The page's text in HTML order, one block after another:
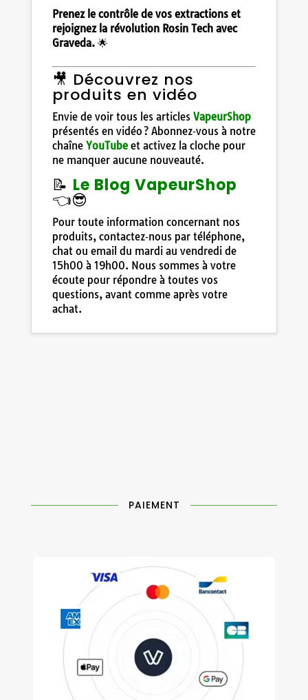
Prenez le contrôle de vos extractions et
rejoignez la révolution Rosin Tech avec
Graveda.🌟
🎥 Découvrez nos
produits en vidéo
Envie de voir tous les articles VapeurShop
présentés en vidéo ? Abonnez‑vous à notre
chaîne YouTubeet activez la cloche pour
ne manquer aucune nouveauté.
📝 Le Blog VapeurShop
👈😎
Pour toute information concernant nos
produits, contactez‑nous par téléphone,
chat ou email du mardi au vendredi de
15h00 à 19h00. Nous sommes à votre
écoute pour répondre à toutes vos
questions, avant comme après votre
achat.
PAIEMENT